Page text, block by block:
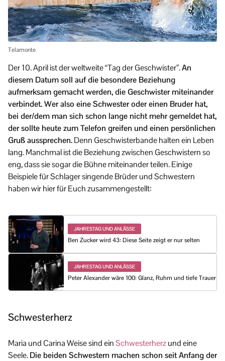
Telamonte
Der 10. April ist der weltweite “Tag der Geschwister”.An
diesem Datum soll auf die besondere Beziehung
aufmerksam gemacht werden, die Geschwister miteinander
verbindet. Wer also eine Schwester oder einen Bruder hat,
bei der/dem man sich schon lange nicht mehr gemeldet hat,
der sollte heute zum Telefon greifen und einen persönlichen
Gruß aussprechen.Denn Geschwisterbande halten ein Leben
lang. Manchmal ist die Beziehung zwischen Geschwistern so
eng, dass sie sogar die Bühne miteinander teilen. Einige
Beispiele für Schlager singende Brüder und Schwestern
haben wir hier für Euch zusammengestellt:
JAHRESTAG UND ANLÄSSE
Ben Zucker wird 43: Diese Seite zeigt er nur selten
JAHRESTAG UND ANLÄSSE
Peter Alexander wäre 100: Glanz, Ruhm und tiefe Trauer
Schwesterherz
Maria und Carina Weise sind einSchwesterherzund eine
Seele.Die beiden Schwestern machen schon seit Anfang der